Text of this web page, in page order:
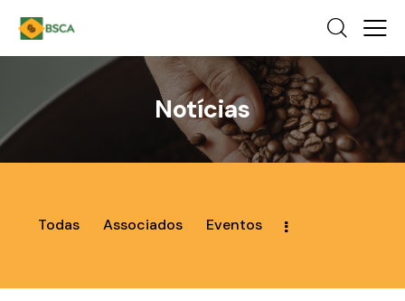
Notícias
Todas Associados Eventos